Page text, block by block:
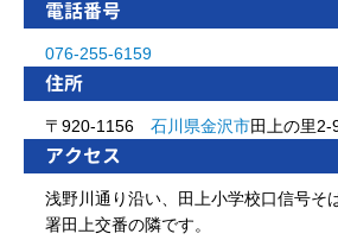
電話番号
076-255-6159
住所
〒920-1156 石川県金沢市田上の里
アクセス
浅野川通り沿い、田上小学校口信号そ
署田上交番の隣です。